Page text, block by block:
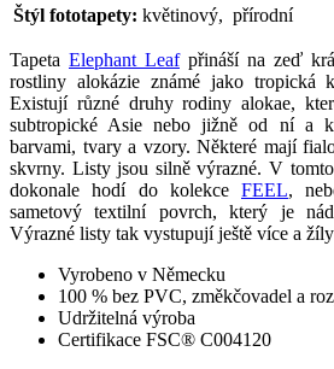
Štýl fototapety: květinový, přírodní
Tapeta Elephant Leafpřináší na zeď
rostliny alokázie známé jako tropická
Existují různé druhy rodiny alokae,
subtropické Asie nebo jižně od ní a
barvami, tvary a vzory. Některé mají
skvrny. Listy jsou silně výrazné. V
dokonale hodí do kolekce FEEL,
sametový textilní povrch, který je
Výrazné listy tak vystupují ještě více a
Vyrobeno v Německu
100 % bez PVC, změkčovadel a
Udržitelná výroba
Certifikace FSC® C004120